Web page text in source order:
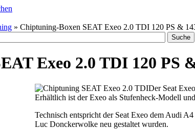
» Chiptuning-Boxen SEAT Exeo 2.0 TDI 120 PS &
Exeo 2.0 TDI 120 PS
Der Seat
Erhältlich ist der Exeo als Stufenheck-Modell
Technisch entspricht der Seat Exeo dem Audi
Luc Donckerwolke neu gestaltet wurden.